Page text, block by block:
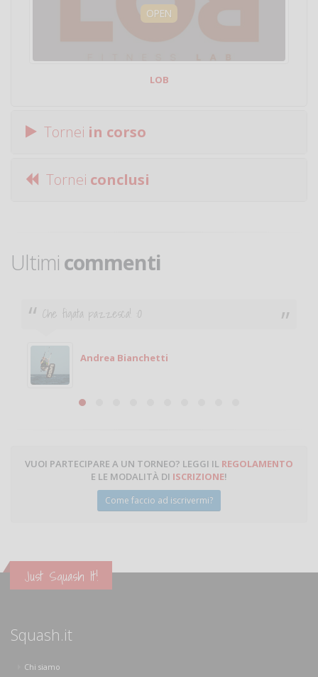
OPEN
LOB
Tornei in corso
Tornei conclusi
Ultimi commenti
Ciao. Sono a Treviglio da poco e vorrei tornare a
giocare. Se sei in zona e puoi giocare fammi sapere.
Michele
VUOI PARTECIPARE A UN TORNEO? LEGGI IL REGOLAMENTO
E LE MODALITÀ DI ISCRIZIONE!
Come faccio ad iscrivermi?
Just Squash It!
Squash.it
Chi siamo